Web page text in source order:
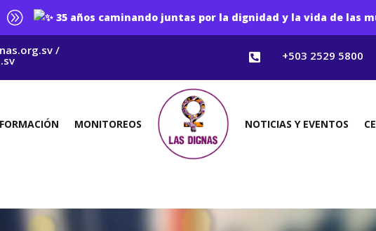
A 35 años caminando juntas por la dignidad y la vida de las
/  +503 2529 5800
FORMACIÓN MONITOREOS NOTICIAS Y EVENTOS